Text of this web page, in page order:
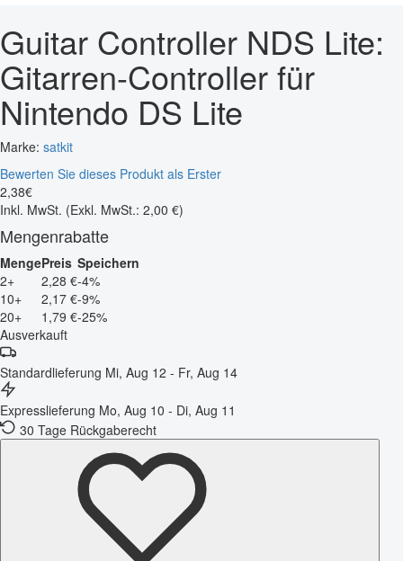
Guitar Controller NDS Lite:
Gitarren-Controller für
Nintendo DS Lite
Marke: satkit
Bewerten Sie dieses Produkt als Erster
2,38€
Inkl. MwSt. (Exkl. MwSt.: 2,00 €)
Mengenrabatte
MengePreis Speichern
2+
2,28 €-4%
10+
2,17 €-9%
20+
1,79 €-25%
Ausverkauft
Standardlieferung Mi, Aug 12 - Fr, Aug 14
Expresslieferung Mo, Aug 10 - Di, Aug 11
30 Tage Rückgaberecht